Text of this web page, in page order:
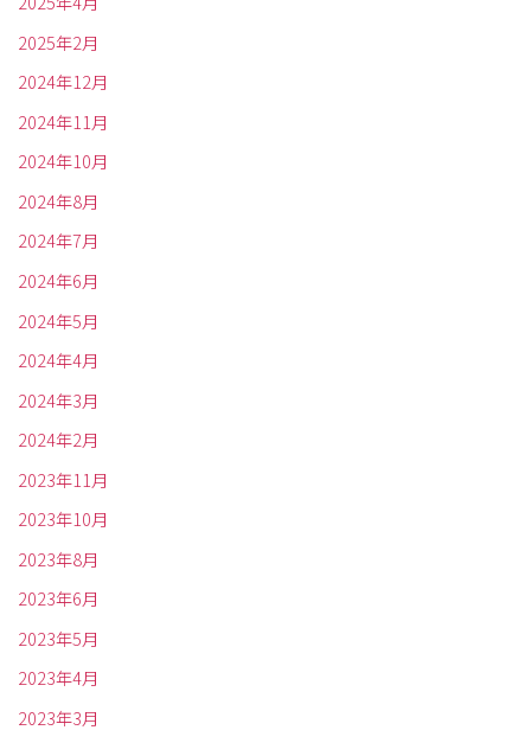
2025年2月
2024年12月
2024年11月
2024年10月
2024年8月
2024年7月
2024年6月
2024年5月
2024年4月
2024年3月
2024年2月
2023年11月
2023年10月
2023年8月
2023年6月
2023年5月
2023年4月
2023年3月